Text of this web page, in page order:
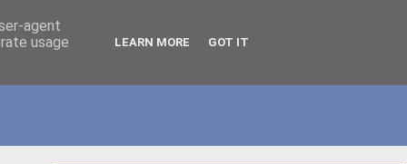
agent
usage
LEARN MORE GOT IT